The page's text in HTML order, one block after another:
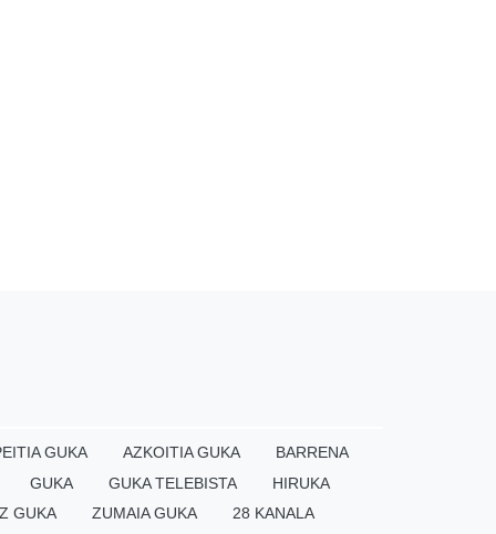
GUKA AZKOITIA GUKA
BARRENA
GUKA GUKA TELEBISTA
HIRUKA
GUKA ZUMAIA GUKA 28 KANALA